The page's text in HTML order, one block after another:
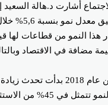
أشارت د.هالة السعيد
قيمة مضافة في الاقتصاد
وأضافت السعيد أنه
الحد الأدنى للأجور أعاد التوازن مرة أخرى بين مكونات النمو.